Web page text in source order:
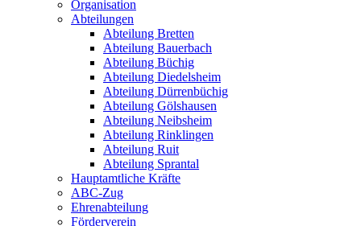
Organisation
Abteilungen
Abteilung Bretten
Abteilung Bauerbach
Abteilung Büchig
Abteilung Diedelsheim
Abteilung Dürrenbüchig
Abteilung Gölshausen
Abteilung Neibsheim
Abteilung Rinklingen
Abteilung Ruit
Abteilung Sprantal
Hauptamtliche Kräfte
ABC-Zug
Ehrenabteilung
Förderverein